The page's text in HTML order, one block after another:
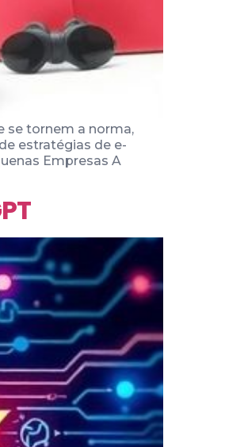
se tornem a norma,
estratégias de e-
Empresas A